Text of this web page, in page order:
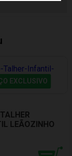
EXCLUSIVO
LEÃOZINHO